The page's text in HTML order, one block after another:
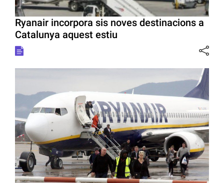
Ryanair incorpora sis noves destinacions a
Catalunya aquest estiu